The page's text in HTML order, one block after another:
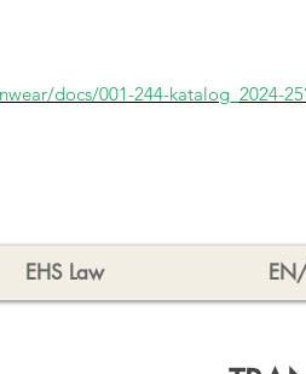
docs/001-244-katalog_2024-
EHS Law